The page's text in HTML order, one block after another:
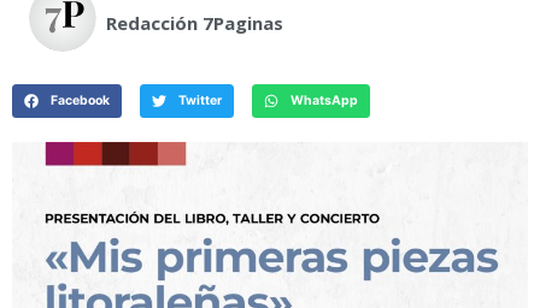
Redacción 7Paginas
Facebook Twitter WhatsApp